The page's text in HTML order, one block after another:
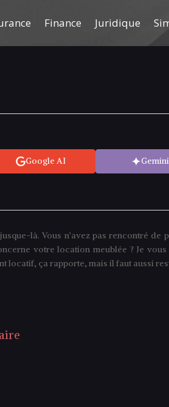
Finance Juridique
Google AI Gemini
là. Vous n’avez pas rencontré
votre location meublée ? Je
locatif, ça rapporte, mais il faut aussi